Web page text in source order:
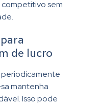
sem
de lucro
periodicamente
mantenha
Isso pode